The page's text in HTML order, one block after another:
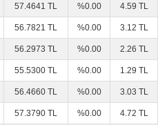
57.4641 TL %0.00 4.59 TL
56.7821 TL %0.00 3.12 TL
56.2973 TL %0.00 2.26 TL
55.5300 TL %0.00 1.29 TL
56.4660 TL %0.00 3.03 TL
57.3790 TL %0.00 4.72 TL